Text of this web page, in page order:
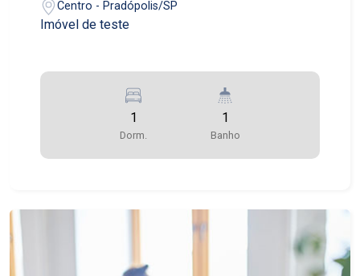
Centro - Pradópolis/SP
Imóvel de teste
1
Dorm.
1
Banho